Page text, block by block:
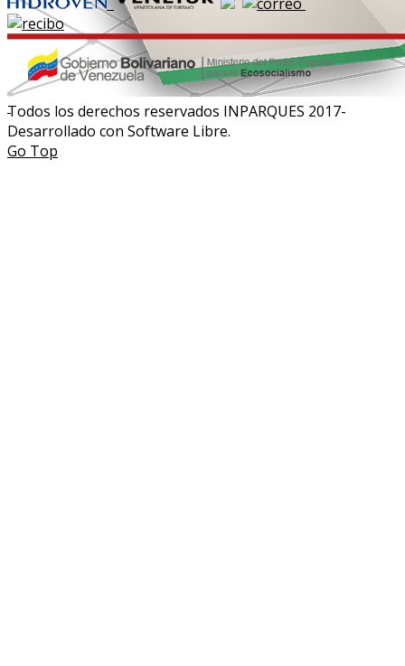
Todos los derechos reservados INPARQUES 2017-
Desarrollado con Software Libre.
Go Top